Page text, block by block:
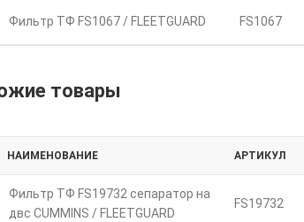
Фильтр ТФ FS1067 / FLEETGUARD FS1067
товары
НАИМЕНОВАНИЕ АРТИКУЛ
Фильтр ТФ FS19732 сепаратор на
двc CUMMINS / FLEETGUARD
FS19732